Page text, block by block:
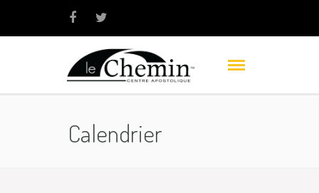
Calendrier